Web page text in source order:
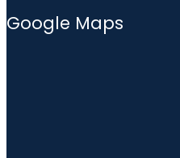
Google Maps